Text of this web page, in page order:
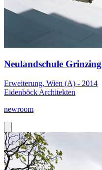
Neulandschule Grinzing
Erweiterung, Wien (A) - 2014
Eidenböck Architekten
newroom